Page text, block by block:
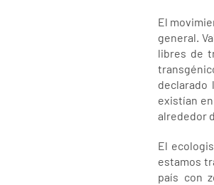
El
general.
libres de
declarado
existían
alrededor
El
estamos
país con